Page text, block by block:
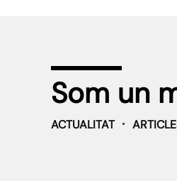
Som un
ACTUALITAT